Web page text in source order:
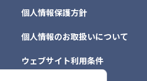
個人情報保護方針
個人情報のお取扱いについて
ウェブサイト利用条件